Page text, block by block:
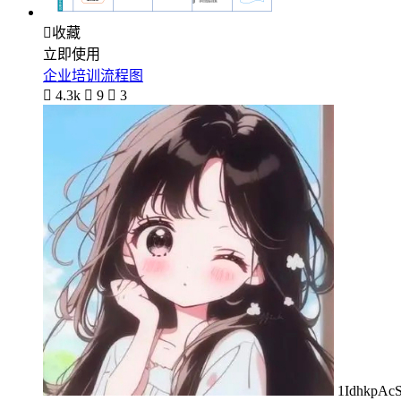
收藏
立即使用
企业培训流程图
 4.3k  9  3